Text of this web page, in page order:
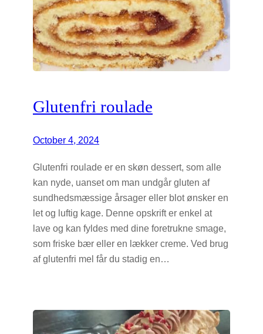
Glutenfri roulade
October 4, 2024
Glutenfri roulade er en skøn dessert, som alle
kan nyde, uanset om man undgår gluten af
sundhedsmæssige årsager eller blot ønsker en
let og luftig kage. Denne opskrift er enkel at
lave og kan fyldes med dine foretrukne smage,
som friske bær eller en lækker creme. Ved brug
af glutenfri mel får du stadig en…